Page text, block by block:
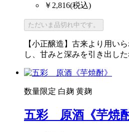
￥2,816(税込)
ただいま品切れ中です。
【小正醸造】古来より用い
し、甘みと深みを引き出した
数量限定 白麹 黄麹
五彩 原酒《芋焼酎